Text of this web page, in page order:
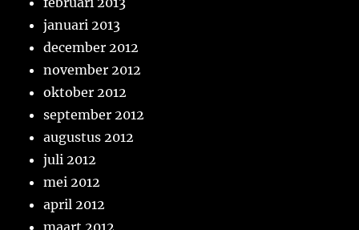
januari 2013
december 2012
november 2012
oktober 2012
september 2012
augustus 2012
juli 2012
mei 2012
april 2012